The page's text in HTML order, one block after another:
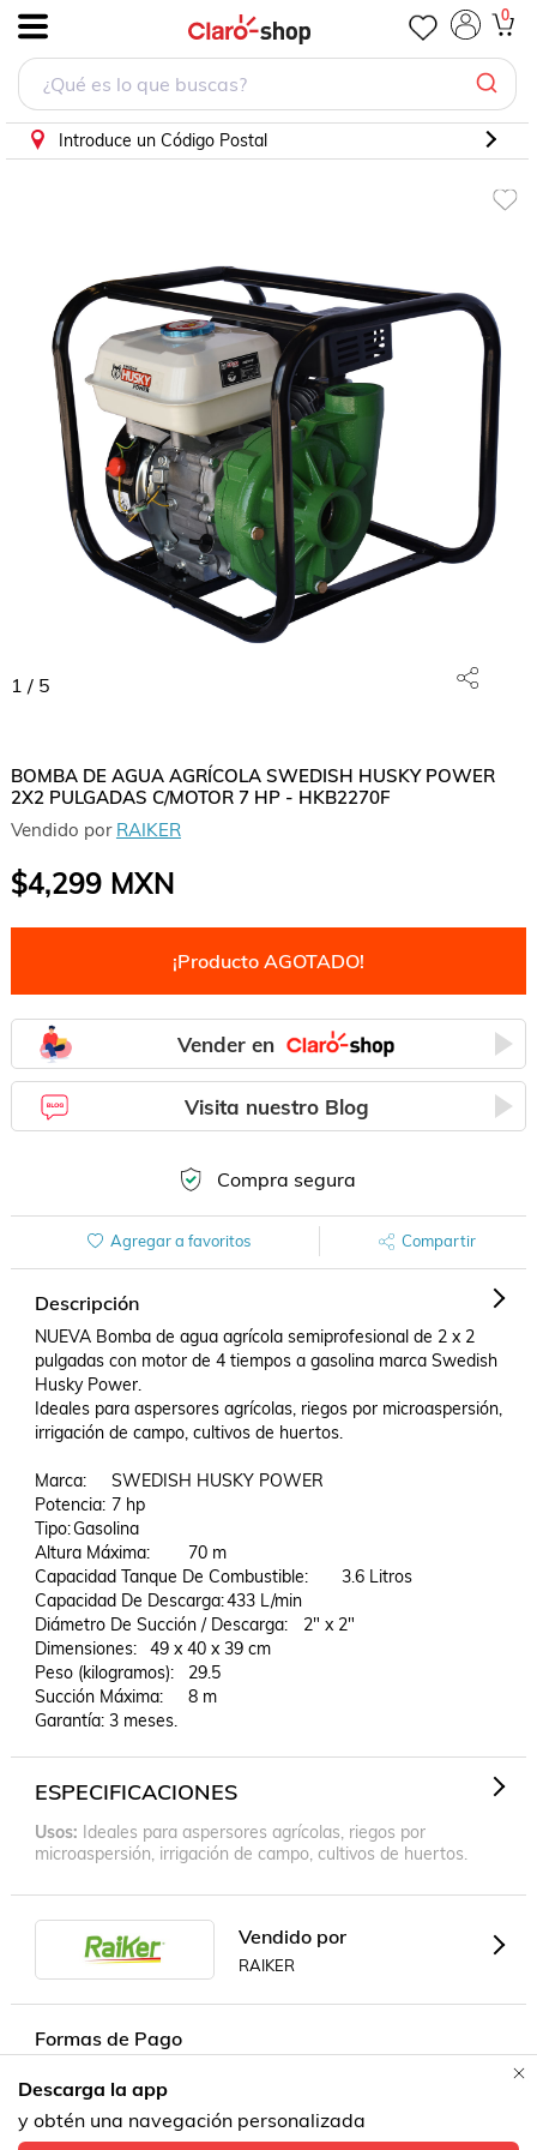
0
Introduce un Código Postal
1 / 5
BOMBA DE AGUA AGRÍCOLA SWEDISH HUSKY POWER
2X2 PULGADAS C/MOTOR 7 HP - HKB2270F
Vendido por RAIKER
$4,299MXN
¡Producto AGOTADO!
Vender en
Visita nuestro Blog
Compra segura
Agregar a favoritos Compartir
Descripción
NUEVA Bomba de agua agrícola semiprofesional de 2 x 2
pulgadas con motor de 4 tiempos a gasolina marca Swedish
Husky Power.
Ideales para aspersores agrícolas, riegos por microaspersión,
irrigación de campo, cultivos de huertos.
Marca:	SWEDISH HUSKY POWER
Potencia:	7 hp
Tipo:	Gasolina
Altura Máxima:	70 m
Capacidad Tanque De Combustible:	3.6 Litros
Capacidad De Descarga:	433 L/min
Diámetro De Succión / Descarga:	2" x 2"
Dimensiones:	49 x 40 x 39 cm
Peso (kilogramos):	29.5
Succión Máxima:	8 m
Garantía: 3 meses.
ESPECIFICACIONES
Usos Ideales para aspersores agrícolas, riegos por
microaspersión, irrigación de campo, cultivos de huertos.
Vendido por
RAIKER
Formas de Pago
Descarga la app
y obtén una navegación personalizada
BOMBA DE AGUA AGRÍCOLA SWEDISH HUSKY POWER